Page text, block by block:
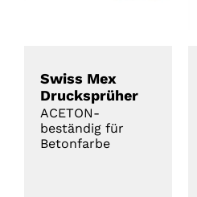
Swiss Mex
Drucksprüher
ACETON-
beständig für
Betonfarbe